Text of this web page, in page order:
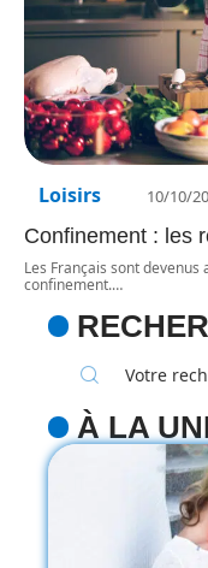
Loisirs 10/10/
Confinement : les
Les Français sont
confinement.…
À LA